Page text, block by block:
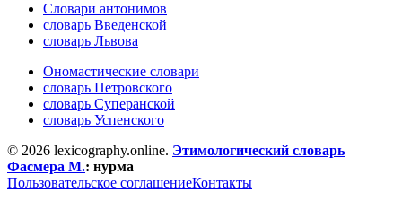
Словари антонимов
словарь Введенской
словарь Львова
Ономастические словари
словарь Петровского
словарь Суперанской
словарь Успенского
© 2026 lexicography.online. Этимологический словарь
Фасмера М.: нурма
Пользовательское соглашениеКонтакты